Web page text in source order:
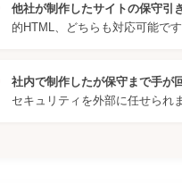
他社が制作したサイトの保守引
的HTML、どちらも対応可能です
社内で制作したが保守まで手が
セキュリティを外部に任せられ